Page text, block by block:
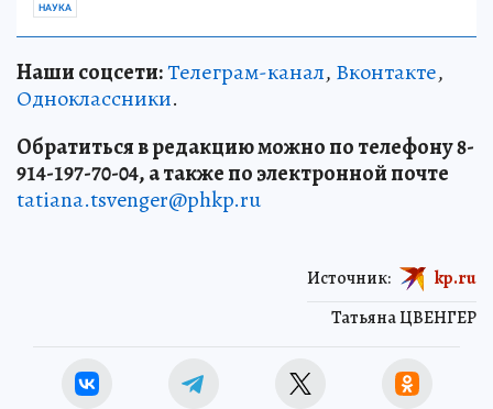
НАУКА
Наши соцсети:Телеграм-канал, Вконтакте,
Одноклассники.
Обратиться в редакцию можно по телефону 8-
914-197-70-04, а также по электронной почте
tatiana.tsvenger@phkp.ru
Татьяна ЦВЕНГЕР
Источник: kp.ru